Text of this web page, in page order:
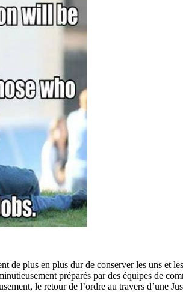
de plus en plus dur de conserver les uns et
préparés par des équipes de
le retour de l’ordre au travers d’une